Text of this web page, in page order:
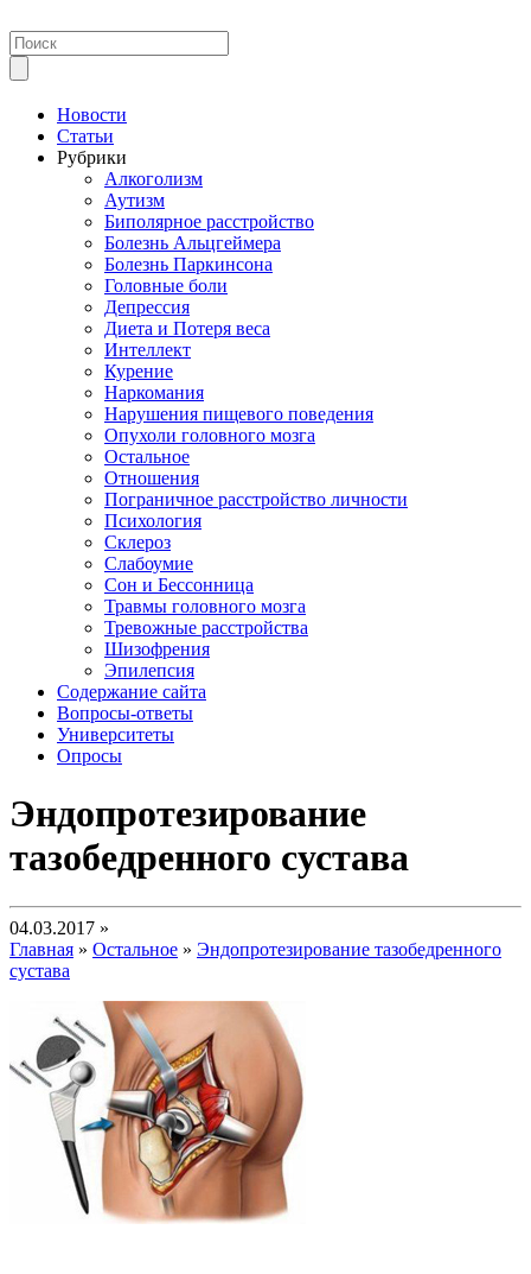
Новости
Статьи
Рубрики
Алкоголизм
Аутизм
Биполярное расстройство
Болезнь Альцгеймера
Болезнь Паркинсона
Головные боли
Депрессия
Диета и Потеря веса
Интеллект
Курение
Наркомания
Нарушения пищевого поведения
Опухоли головного мозга
Остальное
Отношения
Пограничное расстройство личности
Психология
Склероз
Слабоумие
Сон и Бессонница
Травмы головного мозга
Тревожные расстройства
Шизофрения
Эпилепсия
Содержание сайта
Вопросы-ответы
Университеты
Опросы
Эндопротезирование
тазобедренного сустава
04.03.2017 »
Главная » Остальное » Эндопротезирование тазобедренного
сустава